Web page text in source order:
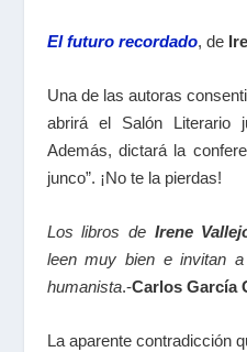
El futuro recordado, de
Una de las autoras
abrirá el Salón
Además, dictará la
junco”. ¡No te la pierdas!
Los libros de Irene
leen muy bien e invitan
humanista.-Carlos García
La aparente contradicción